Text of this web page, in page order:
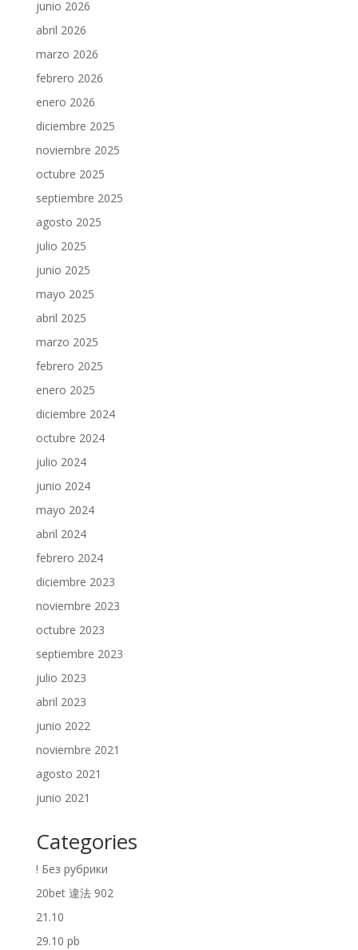
junio 2026
abril 2026
marzo 2026
febrero 2026
enero 2026
diciembre 2025
noviembre 2025
octubre 2025
septiembre 2025
agosto 2025
julio 2025
junio 2025
mayo 2025
abril 2025
marzo 2025
febrero 2025
enero 2025
diciembre 2024
octubre 2024
julio 2024
junio 2024
mayo 2024
abril 2024
febrero 2024
diciembre 2023
noviembre 2023
octubre 2023
septiembre 2023
julio 2023
abril 2023
junio 2022
noviembre 2021
agosto 2021
junio 2021
Categories
! Без рубрики
20bet 違法 902
21.10
29.10 pb